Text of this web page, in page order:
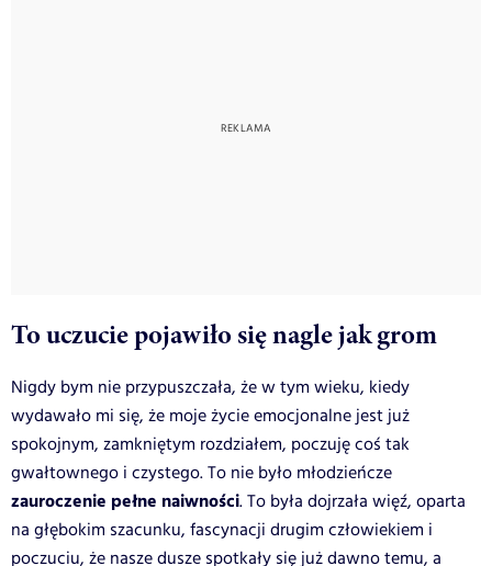
To uczucie pojawiło się nagle jak grom
Nigdy bym nie przypuszczała, że w tym wieku, kiedy
wydawało mi się, że moje życie emocjonalne jest już
spokojnym, zamkniętym rozdziałem, poczuję coś tak
gwałtownego i czystego. To nie było młodzieńcze
zauroczenie pełne naiwności. To była dojrzała więź, oparta
na głębokim szacunku, fascynacji drugim człowiekiem i
poczuciu, że nasze dusze spotkały się już dawno temu, a